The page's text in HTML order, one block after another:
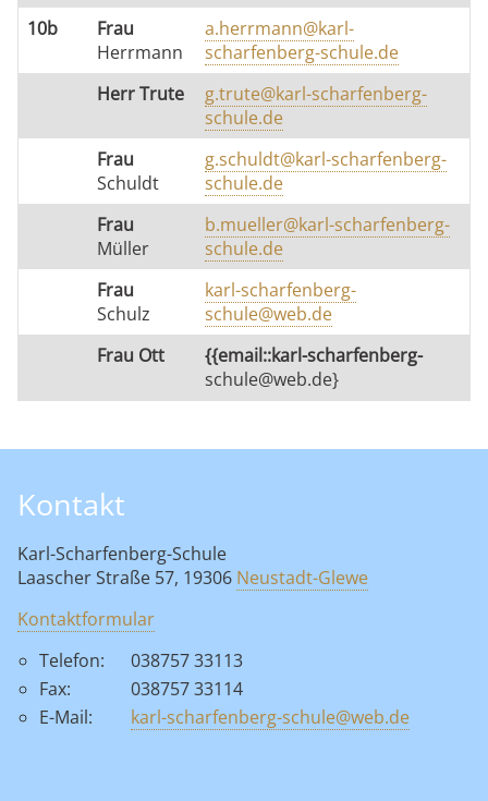
10b
Frau
Herrmann
a.herrmann@karl-
scharfenberg-schule.de
Herr Trute
g.trute@karl-scharfenberg-
schule.de
Frau
Schuldt
g.schuldt@karl-scharfenberg-
schule.de
Frau
Müller
b.mueller@karl-scharfenberg-
schule.de
Frau
Schulz
karl-scharfenberg-
schule@web.de
Frau Ott
{{email::karl-scharfenberg-
schule@web.de}
Kontakt
Karl-Scharfenberg-Schule
Laascher Straße 57, 19306 Neustadt-Glewe
Kontaktformular
Telefon:
038757 33113
Fax:
038757 33114
E-Mail:
karl-scharfenberg-schule@web.de